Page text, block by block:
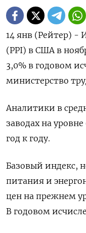
14 янв (Рейтер) -
(PPI) в ⁠США в
⁠3,0% ​в годовом
министерство
Аналитики в
заводах на
год к году.
Базовый индекс,
питания ‍и
цен на прежнем
В годовом